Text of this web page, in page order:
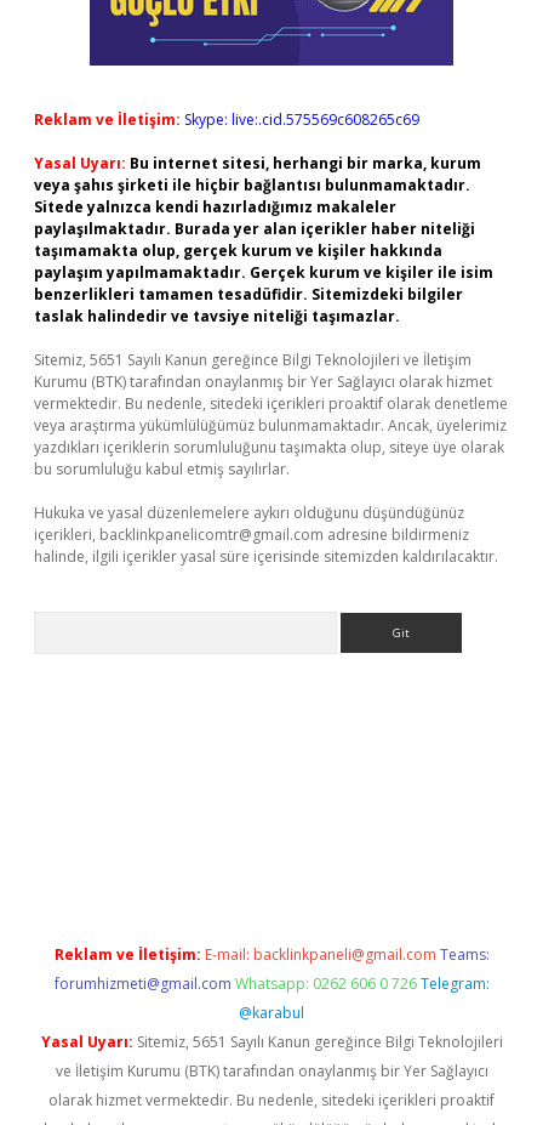
Reklam ve İletişim: Skype: live:.cid.575569c608265c69
Yasal Uyarı: Bu internet sitesi, herhangi bir marka, kurum
veya şahıs şirketi ile hiçbir bağlantısı bulunmamaktadır.
Sitede yalnızca kendi hazırladığımız makaleler
paylaşılmaktadır. Burada yer alan içerikler haber niteliği
taşımamakta olup, gerçek kurum ve kişiler hakkında
paylaşım yapılmamaktadır. Gerçek kurum ve kişiler ile isim
benzerlikleri tamamen tesadüfidir. Sitemizdeki bilgiler
taslak halindedir ve tavsiye niteliği taşımazlar.
Sitemiz, 5651 Sayılı Kanun gereğince Bilgi Teknolojileri ve İletişim
Kurumu (BTK) tarafından onaylanmış bir Yer Sağlayıcı olarak hizmet
vermektedir. Bu nedenle, sitedeki içerikleri proaktif olarak denetleme
veya araştırma yükümlülüğümüz bulunmamaktadır. Ancak, üyelerimiz
yazdıkları içeriklerin sorumluluğunu taşımakta olup, siteye üye olarak
bu sorumluluğu kabul etmiş sayılırlar.
Hukuka ve yasal düzenlemelere aykırı olduğunu düşündüğünüz
içerikleri, backlinkpanelicomtr@gmail.com adresine bildirmeniz
halinde, ilgili içerikler yasal süre içerisinde sitemizden kaldırılacaktır.
Reklam ve İletişim: E-mail: backlinkpaneli@gmail.com Teams:
forumhizmeti@gmail.com Whatsapp: 0262 606 0 726 Telegram:
@karabul
Yasal Uyarı: Sitemiz, 5651 Sayılı Kanun gereğince Bilgi Teknolojileri
ve İletişim Kurumu (BTK) tarafından onaylanmış bir Yer Sağlayıcı
olarak hizmet vermektedir. Bu nedenle, sitedeki içerikleri proaktif